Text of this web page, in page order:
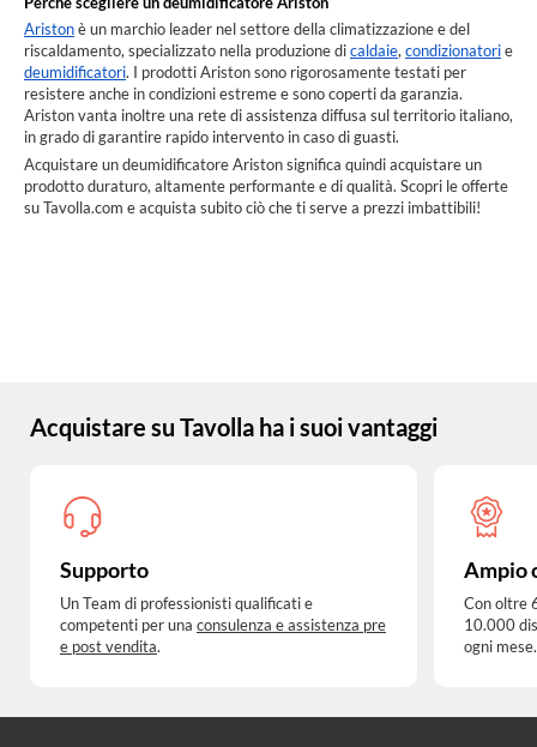
Aristonè un marchio leader nel settore della climatizzazione e del
riscaldamento, specializzato nella produzione dicaldaie, condizionatorie
deumidificatori. I prodotti Ariston sono rigorosamente testati per
resistere anche in condizioni estreme e sono coperti da garanzia.
Ariston vanta inoltre una rete di assistenza diffusa sul territorio italiano,
in grado di garantire rapido intervento in caso di guasti.
Acquistare un deumidificatore Ariston significa quindi acquistare un
prodotto duraturo, altamente performante e di qualità. Scopri le offerte
su Tavolla.com e acquista subito ciò che ti serve a prezzi imbattibili!
Acquistare su Tavolla ha i suoi vantaggi
Supporto
Un Team di professionisti qualificati e
competenti per una consulenza e assistenza pre
e post vendita.
Ampio
Con oltre
10.000
ogni mese.